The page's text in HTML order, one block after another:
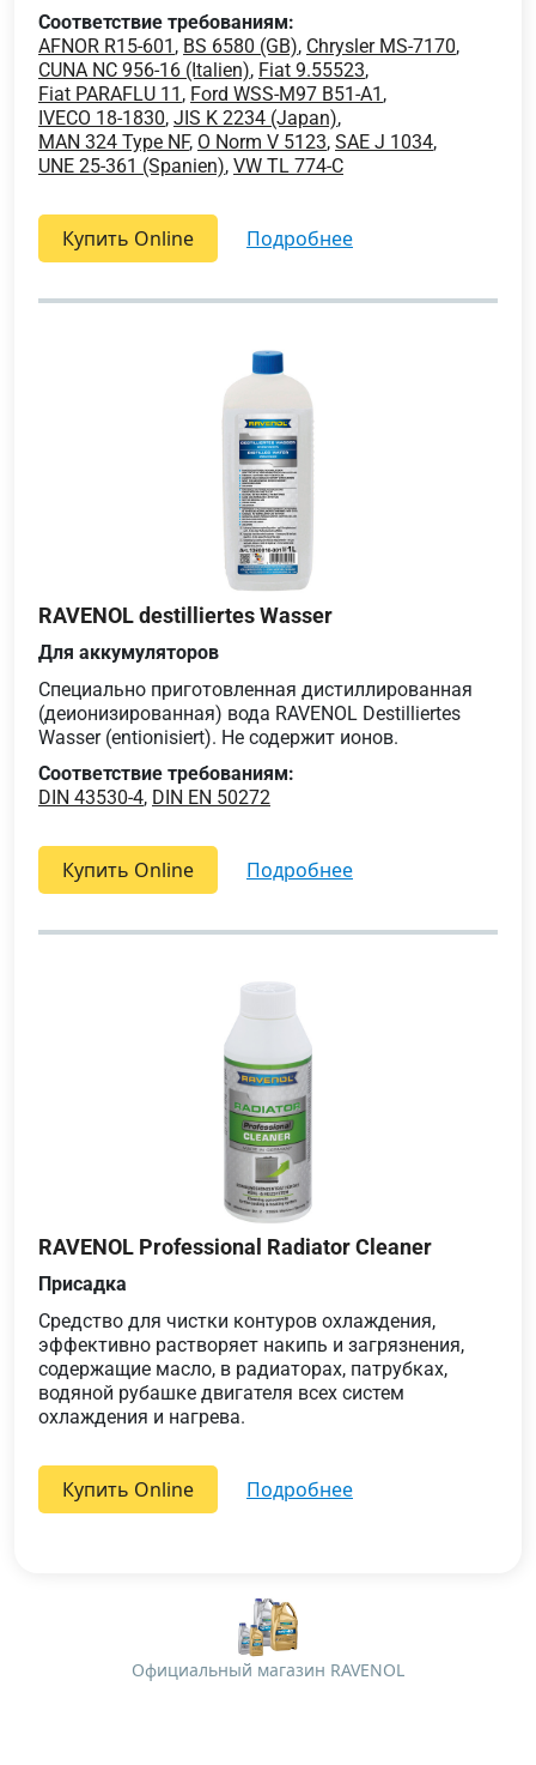
Соответствие требованиям:
AFNOR R15-601 , BS 6580 (GB), Chrysler MS-7170,
CUNA NC 956-16 (Italien), Fiat 9.55523,
Fiat PARAFLU 11 , Ford WSS-M97 B51-A1 ,
IVECO 18-1830, JIS K 2234 (Japan),
MAN 324 Type NF, O Norm V 5123, SAE J 1034,
UNE 25-361 (Spanien), VW TL 774-C
Купить Online подробнее
RAVENOL destilliertes Wasser
Для аккумуляторов
Специально приготовленная дистиллированная
(деионизированная) вода RAVENOL Destilliertes
Wasser (entionisiert). Не содержит ионов.
Соответствие требованиям:
DIN 43530-4, DIN EN 50272
Купить Online подробнее
RAVENOL Professional Radiator Cleaner
Присадка
Средство для чистки контуров охлаждения,
эффективно растворяет накипь и загрязнения,
содержащие масло, в радиаторах, патрубках,
водяной рубашке двигателя всех систем
охлаждения и нагрева.
Купить Online подробнее
Официальный магазин RAVENOL